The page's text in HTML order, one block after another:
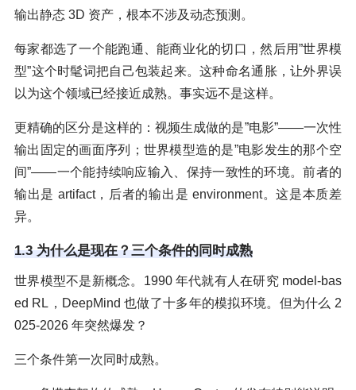
输出静态 3D 资产，根本不涉及动态预测。
每家都选了一个能跑通、能商业化的切口，然后用”世界模
型”这个时髦词把自己包装起来。这种命名通胀，让外界误
以为这个领域已经接近成熟。事实远不是这样。
更精确的区分是这样的：视频生成做的是”电影”——一次性
输出固定的画面序列；世界模型造的是”电影发生的那个空
间”——一个能持续响应输入、保持一致性的环境。前者的
输出是 artifact，后者的输出是 environment。这是本质差
异。
1.3 为什么是现在？三个条件的同时成熟
世界模型不是新概念。1990 年代就有人在研究 model-bas
ed RL，DeepMind 也做了十多年的模拟环境。但为什么 2
025-2026 年突然爆发？
三个条件第一次同时成熟。